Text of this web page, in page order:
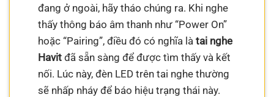
đang ở ngoài, hãy tháo chúng ra. Khi nghe
thấy thông báo âm thanh như “Power On”
hoặc “Pairing”, điều đó có nghĩa làtai nghe
Havit đã sẵn sàng để được tìm thấy và kết
nối. Lúc này, đèn LED trên tai nghe thường
sẽ nhấp nháy để báo hiệu trạng thái này.